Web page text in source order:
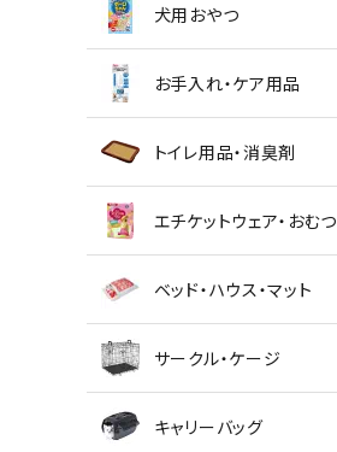
犬用おやつ
お手入れ・ケア用品
トイレ用品・消臭剤
エチケットウェア・おむつ
ベッド・ハウス・マット
サークル・ケージ
キャリーバッグ